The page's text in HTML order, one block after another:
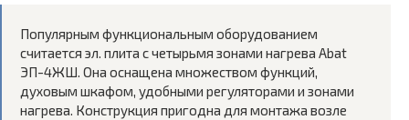
Популярным функциональным оборудованием
считается эл. плита с четырьмя зонами нагрева Abat
ЭП-4ЖШ. Она оснащена множеством функций,
духовым шкафом, удобными регуляторами и зонами
нагрева. Конструкция пригодна для монтажа возле